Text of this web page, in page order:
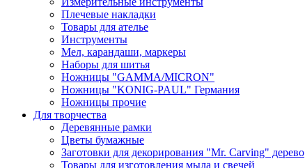
Плечевые накладки
Товары для ателье
Инструменты
Мел, карандаши, маркеры
Наборы для шитья
Ножницы "GAMMA/MICRON"
Ножницы "KONIG-PAUL" Германия
Ножницы прочие
Для творчества
Деревянные рамки
Цветы бумажные
Заготовки для декорирования "Mr. Carving" дерево
Товары для изготовления мыла и свечей